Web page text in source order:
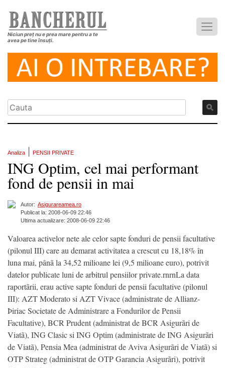
Niciun preț nu e prea mare pentru a te
avea pe tine însuți.
Analiza PENSII PRIVATE
ING Optim, cel mai performant
fond de pensii in mai
Autor: Asigurareamea.ro
Publicat la: 2008-06-09 22:46
Ultima actualizare: 2008-06-09 22:46
Valoarea activelor nete ale celor sapte fonduri de pensii facultative
(pilonul III) care au demarat activitatea a crescut cu 18,18% în
luna mai, pânã la 34,52 milioane lei (9,5 milioane euro), potrivit
datelor publicate luni de arbitrul pensiilor private.rnrnLa data
raportãrii, erau active sapte fonduri de pensii facultative (pilonul
III): AZT Moderato si AZT Vivace (administrate de Allianz-
Þiriac Societate de Administrare a Fondurilor de Pensii
Facultative), BCR Prudent (administrat de BCR Asigurãri de
Viatã), ING Clasic si ING Optim (administrate de ING Asigurãri
de Viatã), Pensia Mea (administrat de Aviva Asigurãri de Viatã) si
OTP Strateg (administrat de OTP Garancia Asigurãri), potrivit